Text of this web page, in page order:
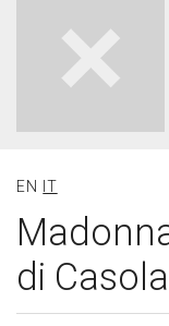
EN IT
di